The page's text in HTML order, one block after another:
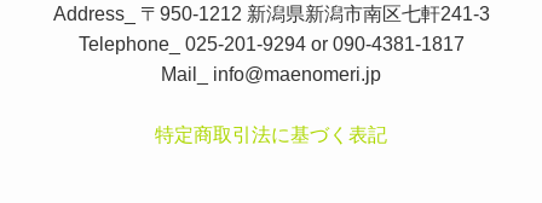
Address_ 〒950-1212 新潟県新潟市南区七軒241-3
Telephone_ 025-201-9294 or 090-4381-1817
Mail_ info@maenomeri.jp
特定商取引法に基づく表記